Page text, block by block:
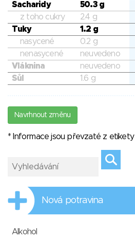
Sacharidy
50.3 g
z toho cukry
2.4 g
Tuky
1.2 g
nasycené
0.2 g
nenasycené
neuvedeno
Vláknina
neuvedeno
Sůl
1.6 g
Navrhnout změnu
* Informace jsou převzaté z
Nová potravina
Alkohol